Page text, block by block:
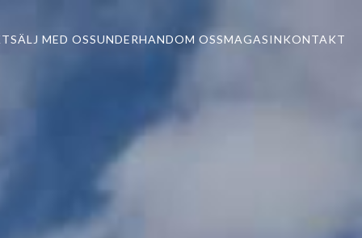
SÄLJ MED OSSUNDERHANDOM OSSMAGASINKONTAKT